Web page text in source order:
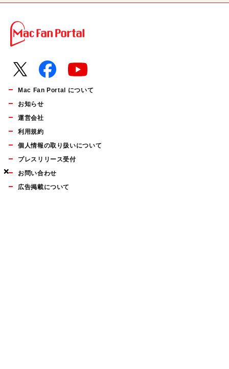
×
×
×
Mac Fan Portal について
お知らせ
運営会社
利用規約
個人情報の取り扱いについて
プレスリリース受付
お問い合わせ
広告掲載について